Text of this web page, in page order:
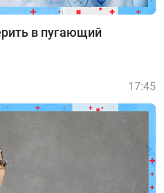
в пугающий
17:45